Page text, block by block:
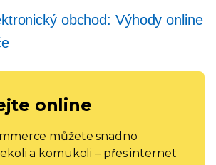
obchod: Výhody online
online
můžete snadno
a komukoli – přes internet